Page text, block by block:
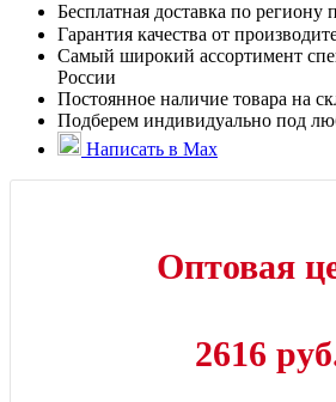
Бесплатная доставка по региону
Гарантия качества от
Самый широкий ассортимент
России
Постоянное наличие товара на
Подберем индивидуально под
Написать в Max
Оптовая
2616